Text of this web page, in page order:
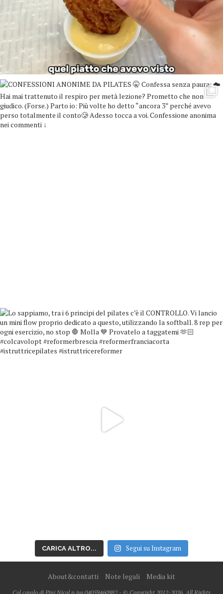
CARICA ALTRO... Segui su Instagram
About&contatti Note legali Media kit
Col cavolo di Pini Nicol p.iva 04059460982 - © Copyright 2012-2026, All Rights